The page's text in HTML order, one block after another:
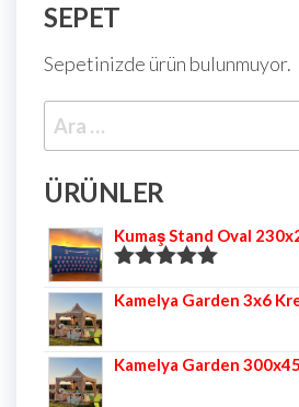
SEPET
Sepetinizde ürün bulunmuyor.
ÜRÜNLER
Kumaş Stand Oval
5.00oy aldı
Kamelya Garden 3x6
Kamelya Garden